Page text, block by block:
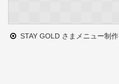
STAY GOLD さまメニュー制作